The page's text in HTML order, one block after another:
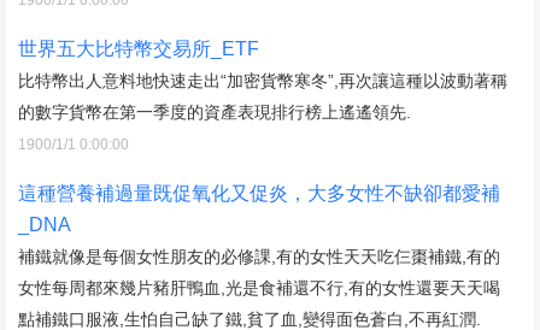
世界五大比特幣交易所_ETF
比特幣出人意料地快速走出“加密貨幣寒冬”,再次讓這種以波動著稱
的數字貨幣在第一季度的資產表現排行榜上遙遙領先.
1900/1/1 0:00:00
這種營養補過量既促氧化又促炎，大多女性不缺卻都愛補
_DNA
補鐵就像是每個女性朋友的必修課,有的女性天天吃仨棗補鐵,有的
女性每周都來幾片豬肝鴨血,光是食補還不行,有的女性還要天天喝
點補鐵口服液,生怕自己缺了鐵,貧了血,變得面色蒼白,不再紅潤.